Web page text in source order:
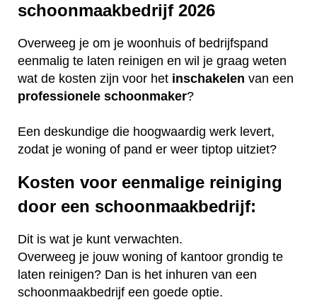
schoonmaakbedrijf 2026
Overweeg je om je woonhuis of bedrijfspand
eenmalig te laten reinigen en wil je graag weten
wat de kosten zijn voor het inschakelen van een
professionele schoonmaker?
Een deskundige die hoogwaardig werk levert,
zodat je woning of pand er weer tiptop uitziet?
Kosten voor eenmalige reiniging
door een schoonmaakbedrijf:
Dit is wat je kunt verwachten.
Overweeg je jouw woning of kantoor grondig te
laten reinigen? Dan is het inhuren van een
schoonmaakbedrijf een goede optie.